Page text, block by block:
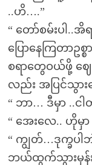
..ဟိ….”
“ တော်စမ်းပါ
ပြောနေကြတာဥ
စရာတွေဝယ်ဖို့ ဈ
လည်း အပြင်သွား
“ ဘာ… ဒီမှာ ..
“ အေးလေ.. ဟိုမှ
“ ကျွတ်…ဒုက္ခ
ဘယ်ထွက်သွားမှန်